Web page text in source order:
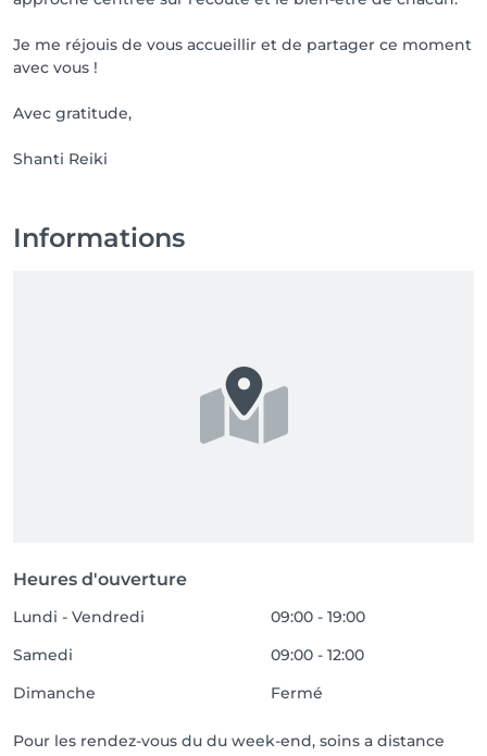
Je me réjouis de vous accueillir et de partager ce moment
avec vous !
Avec gratitude,
Shanti Reiki
Informations
Heures d'ouverture
Lundi - Vendredi
09:00 - 19:00
Samedi
09:00 - 12:00
Dimanche
Fermé
Pour les rendez-vous du du week-end, soins a distance